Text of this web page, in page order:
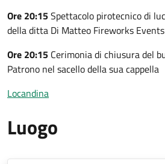
Ore 20:15Spettacolo pirotecnico di
della ditta Di Matteo Fireworks
Ore 20:15 Cerimonia di chiusura del
Patrono nel sacello della sua cappella
Locandina
Luogo